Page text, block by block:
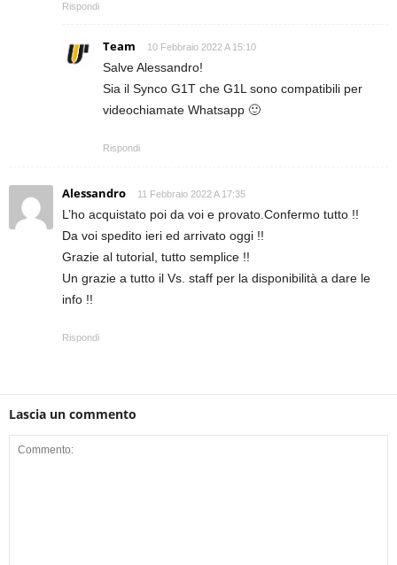
Rispondi
Team 10 Febbraio 2022 A 15:10
Salve Alessandro!
Sia il Synco G1T che G1L sono compatibili per
videochiamate Whatsapp 🙂
Rispondi
Alessandro 11 Febbraio 2022 A 17:35
L’ho acquistato poi da voi e provato.Confermo tutto !!
Da voi spedito ieri ed arrivato oggi !!
Grazie al tutorial, tutto semplice !!
Un grazie a tutto il Vs. staff per la disponibilità a dare le
info !!
Rispondi
Lascia un commento